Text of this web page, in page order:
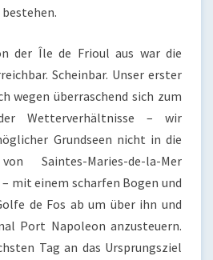
der Île de Frioul aus war die
Scheinbar. Unser erster
wegen überraschend sich zum
Wetterverhältnisse – wir
Grundseen nicht in die
Saintes-Maries-de-la-Mer
mit einem scharfen Bogen und
de Fos ab um über ihn und
Port Napoleon anzusteuern.
Tag an das Ursprungsziel